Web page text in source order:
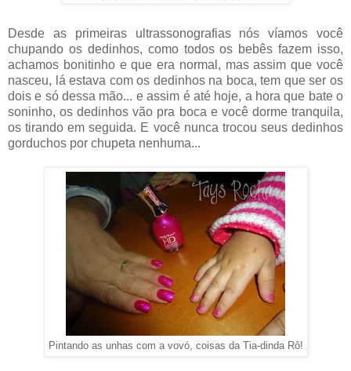
Desde as primeiras ultrassonografias nós víamos você
chupando os dedinhos, como todos os bebês fazem isso,
achamos bonitinho e que era normal, mas assim que você
nasceu, lá estava com os dedinhos na boca, tem que ser os
dois e só dessa mão... e assim é até hoje, a hora que bate o
soninho, os dedinhos vão pra boca e você dorme tranquila,
os tirando em seguida. E você nunca trocou seus dedinhos
gorduchos por chupeta nenhuma...
Pintando as unhas com a vovó, coisas da Tia-dinda Rô!